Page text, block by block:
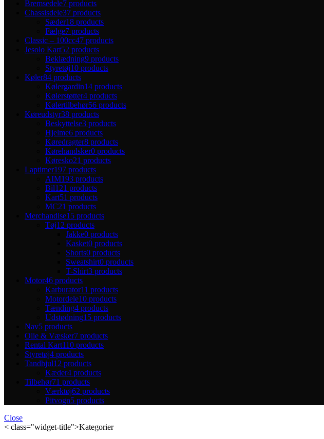
Bremsedele7 products
Chassisdele37 products
Sæder18 products
Fælge7 products
Classic – 100cc47 products
Jesolo Kart52 products
Beklædning9 products
Styretøj10 products
Køler84 products
Kølergardin14 products
Kølerstøtter4 products
Kølertilbehør56 products
Køreudstyr38 products
Beskyttelse3 products
Hjelme6 products
Køredragter8 products
Kørehandsker0 products
Køresko21 products
Laptimer197 products
AIM193 products
Bil121 products
Kart51 products
MC21 products
Merchandise15 products
Tøj12 products
Jakke0 products
Kasket0 products
Shorts0 products
Sweatshirt0 products
T-Shirt3 products
Motor46 products
Karburator11 products
Motordele10 products
Tænding4 products
Udstødning15 products
Nav5 products
Olie & Væsker7 products
Rental Kart110 products
Styretøj4 products
Tandhjul12 products
Kæder4 products
Tilbehør71 products
Værktøj62 products
Pitvogn5 products
Close
< class="widget-title">Kategorier